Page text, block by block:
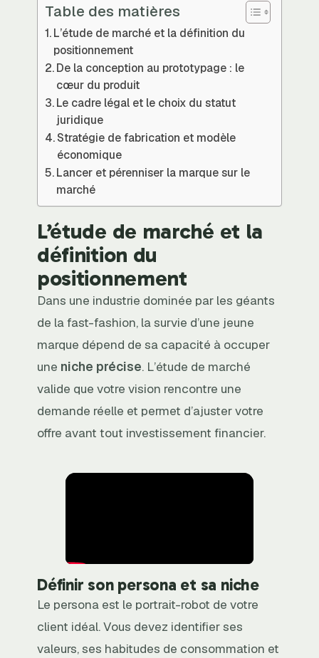
Table des matières
L’étude de marché et la définition du
positionnement
De la conception au prototypage : le
cœur du produit
Le cadre légal et le choix du statut
juridique
Stratégie de fabrication et modèle
économique
Lancer et pérenniser la marque sur le
marché
L’étude de marché et la
définition du
positionnement
Dans une industrie dominée par les géants
de la fast-fashion, la survie d’une jeune
marque dépend de sa capacité à occuper
une niche précise. L’étude de marché
valide que votre vision rencontre une
demande réelle et permet d’ajuster votre
offre avant tout investissement financier.
Définir son persona et sa niche
Le persona est le portrait-robot de votre
client idéal. Vous devez identifier ses
valeurs, ses habitudes de consommation et